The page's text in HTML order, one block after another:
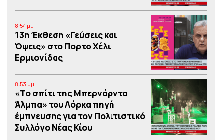
8:54 μμ
13η Έκθεση «Γεύσεις και
Όψεις» στο Πορτο Xέλι
Ερμιονίδας
8:53 μμ
«Το σπίτι της Μπερνάρντα
Άλμπα» του Λόρκα πηγή
έμπνευσης για τον Πολιτιστικό
Συλλόγο Νέας Κίου